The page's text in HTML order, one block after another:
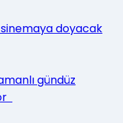
sinemaya doyacak
gündüz